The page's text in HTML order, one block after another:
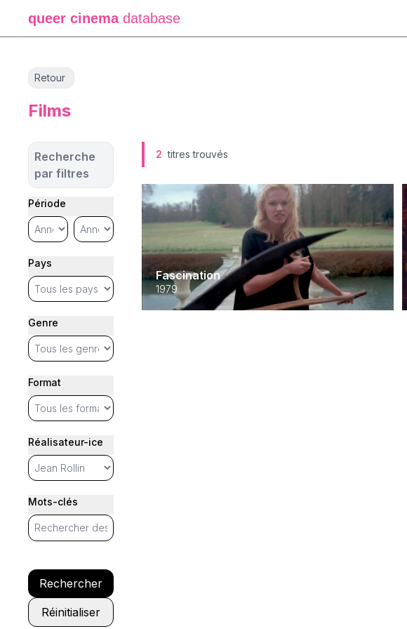
queer cinema database
Retour
Films
Recherche
par filtres
Période
Pays
Genre
Format
Réalisateur-ice
Mots-clés
Rechercher
Réinitialiser
2 titres trouvés
Fascination
1979